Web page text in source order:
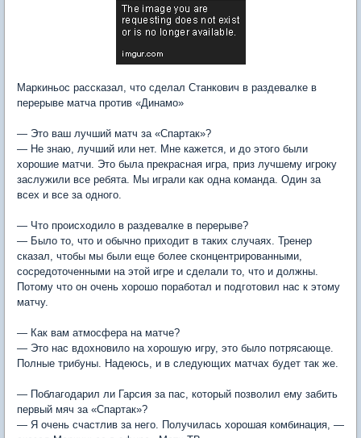
Маркиньос рассказал, что сделал Станкович в раздевалке в
перерыве матча против «Динамо»
— Это ваш лучший матч за «Спартак»?
— Не знаю, лучший или нет. Мне кажется, и до этого были
хорошие матчи. Это была прекрасная игра, приз лучшему игроку
заслужили все ребята. Мы играли как одна команда. Один за
всех и все за одного.
— Что происходило в раздевалке в перерыве?
— Было то, что и обычно приходит в таких случаях. Тренер
сказал, чтобы мы были еще более сконцентрированными,
сосредоточенными на этой игре и сделали то, что и должны.
Потому что он очень хорошо поработал и подготовил нас к этому
матчу.
— Как вам атмосфера на матче?
— Это нас вдохновило на хорошую игру, это было потрясающе.
Полные трибуны. Надеюсь, и в следующих матчах будет так же.
— Поблагодарил ли Гарсия за пас, который позволил ему забить
первый мяч за «Спартак»?
— Я очень счастлив за него. Получилась хорошая комбинация, —